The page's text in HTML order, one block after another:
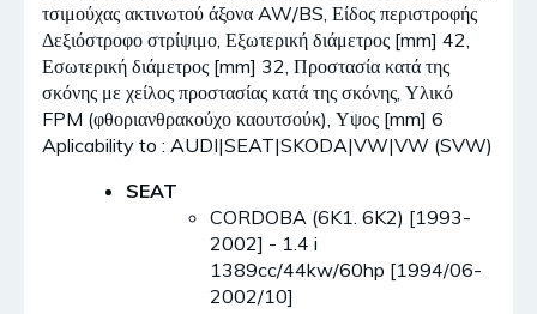
τσιμούχας ακτινωτού άξονα AW/BS, Είδος περιστροφής
Δεξιόστροφο στρίψιμο, Εξωτερική διάμετρος [mm] 42,
Εσωτερική διάμετρος [mm] 32, Προστασία κατά της
σκόνης με χείλος προστασίας κατά της σκόνης, Υλικό
FPM (φθοριανθρακούχο καουτσούκ), Υψος [mm] 6
Aplicability to : AUDI|SEAT|SKODA|VW|VW (SVW)
SEAT
CORDOBA (6K1. 6K2) [1993-
2002] - 1.4 i
1389cc/44kw/60hp [1994/06-
2002/10]